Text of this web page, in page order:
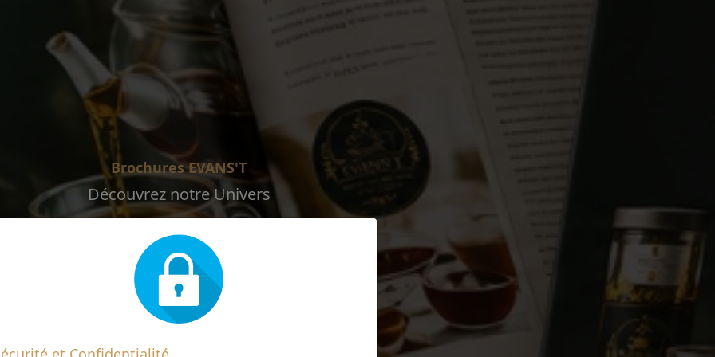
Brochures EVANS'T
Découvrez notre Univers